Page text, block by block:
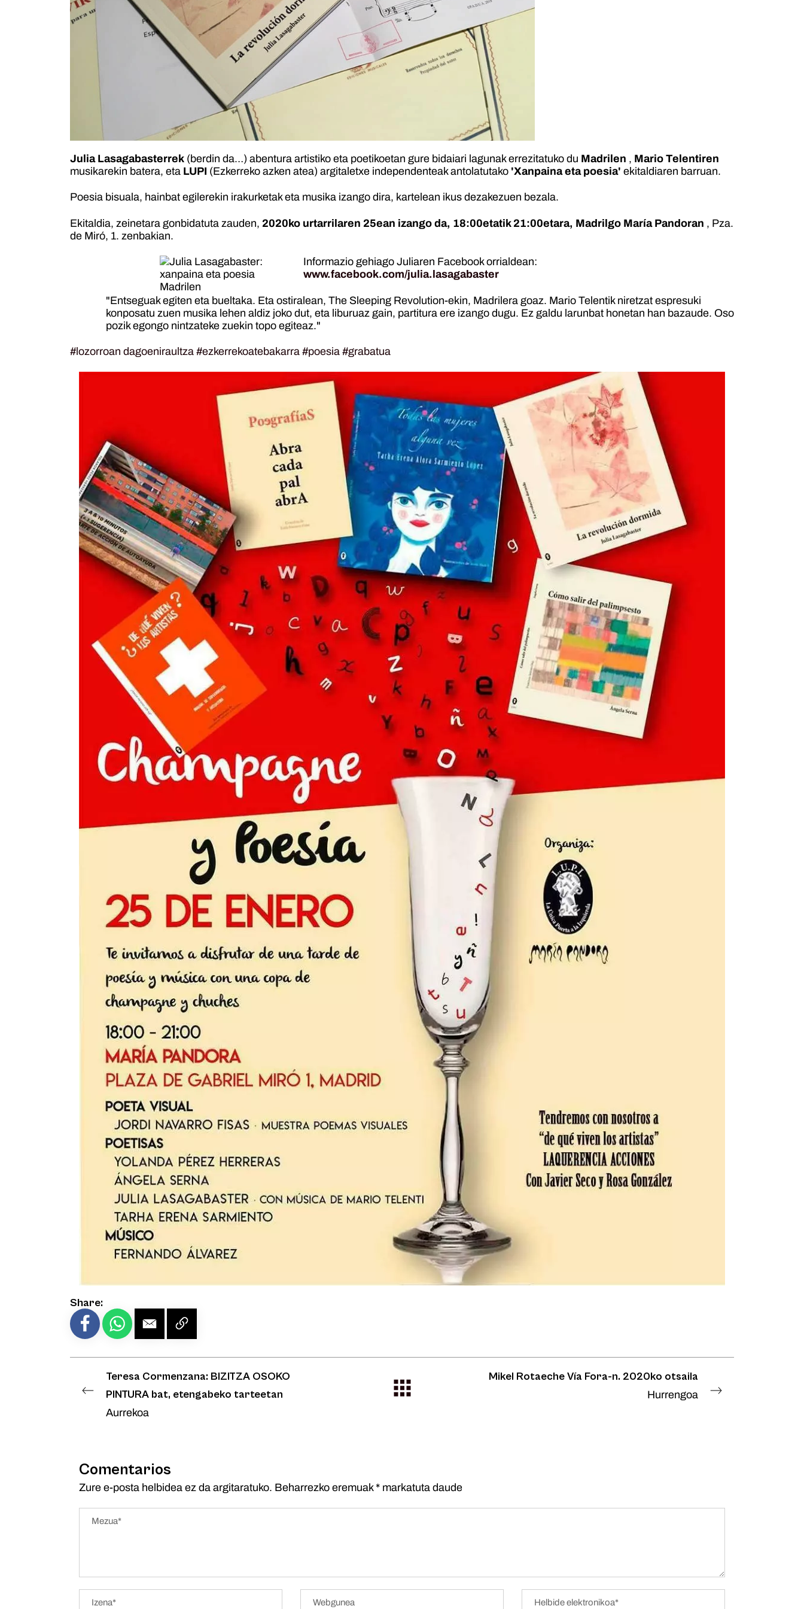
Julia Lasagabasterrek (berdin da…) abentura artistiko eta poetikoetan gure bidaiari lagunak errezitatuko du Madrilen , Mario Telentiren
musikarekin batera, eta LUPI (Ezkerreko azken atea) argitaletxe independenteak antolatutako 'Xanpaina eta poesia' ekitaldiaren barruan.
Poesia bisuala, hainbat egilerekin irakurketak eta musika izango dira, kartelean ikus dezakezuen bezala.
Ekitaldia, zeinetara gonbidatuta zauden, 2020ko urtarrilaren 25ean izango da, 18:00etatik 21:00etara, Madrilgo María Pandoran , Pza.
de Miró, 1. zenbakian.
Informazio gehiago Juliaren Facebook orrialdean:
www.facebook.com/julia.lasagabaster
"Entseguak egiten eta bueltaka. Eta ostiralean, The Sleeping Revolution-ekin, Madrilera goaz. Mario Telentik niretzat espresuki
konposatu zuen musika lehen aldiz joko dut, eta liburuaz gain, partitura ere izango dugu. Ez galdu larunbat honetan han bazaude. Oso
pozik egongo nintzateke zuekin topo egiteaz."
#lozorroan dagoeniraultza #ezkerrekoatebakarra #poesia #grabatua
Share:
Teresa Cormenzana: BIZITZA OSOKO
PINTURA bat, etengabeko tarteetan
Aurrekoa
Mikel Rotaeche Vía Fora-n. 2020ko otsaila
Hurrengoa
Comentarios
Zure e-posta helbidea ez da argitaratuko. Beharrezko eremuak * markatuta daude